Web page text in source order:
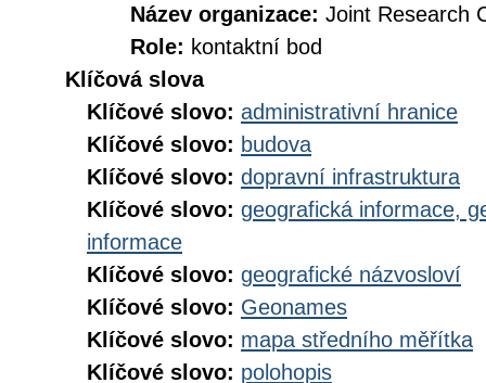
Název organizace: Joint Research
Role: kontaktní bod
Klíčová slova
Klíčové slovo: administrativní hranice
Klíčové slovo: budova
Klíčové slovo: dopravní infrastruktura
Klíčové slovo: geografická informace,
informace
Klíčové slovo: geografické názvosloví
Klíčové slovo: Geonames
Klíčové slovo: mapa středního měřítka
Klíčové slovo: polohopis